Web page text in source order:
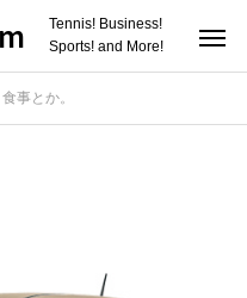
Tennis! Business!
Sports! and More!
事とか。